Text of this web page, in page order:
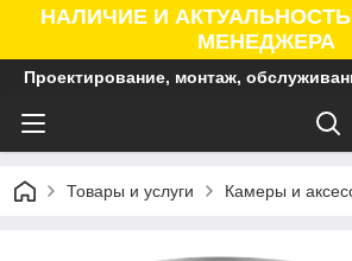
НАЛИЧИЕ И
МЕНЕДЖЕРА
Проектирование, монтаж,
Товары и услуги Камеры и